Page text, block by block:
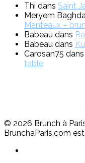
Thi dans Saint
Meryem
Manteaux –
Babeau dans
Babeau dans
Carosan75 dans
table
© 2026 Brunch à
BrunchaParis.com